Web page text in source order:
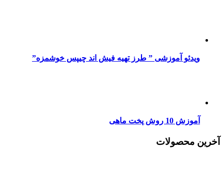
ویدئو آموزشی ” طرز تهیه فیش اند چیپس خوشمزه”
آموزش 10 روش پخت ماهی
آخرین محصولات